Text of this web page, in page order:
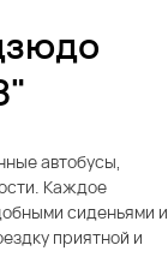
автобусы,
Каждое
сиденьями и
приятной и